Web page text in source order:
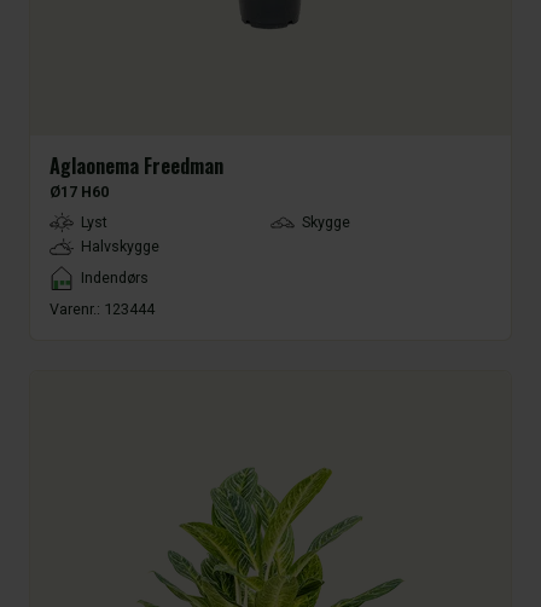
Aglaonema Freedman
Ø17 H60
LightType
Lyst
Skygge
Halvskygge
Placement
Indendørs
Varenr.: 123444